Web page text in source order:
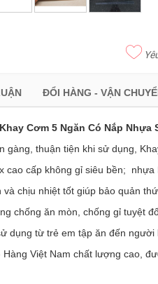
ĐỔI HÀNG - VẬN
Cơm 5 Ngăn Có Nắp Nhựa
gàng, thuận tiện khi sử dụng,
cấp không gỉ siêu bền;
chịu nhiệt tốt giúp bảo quản
chống ăn mòn, chống gỉ tuyệt
dụng từ trẻ em tập ăn đến
Việt Nam chất lượng cao,